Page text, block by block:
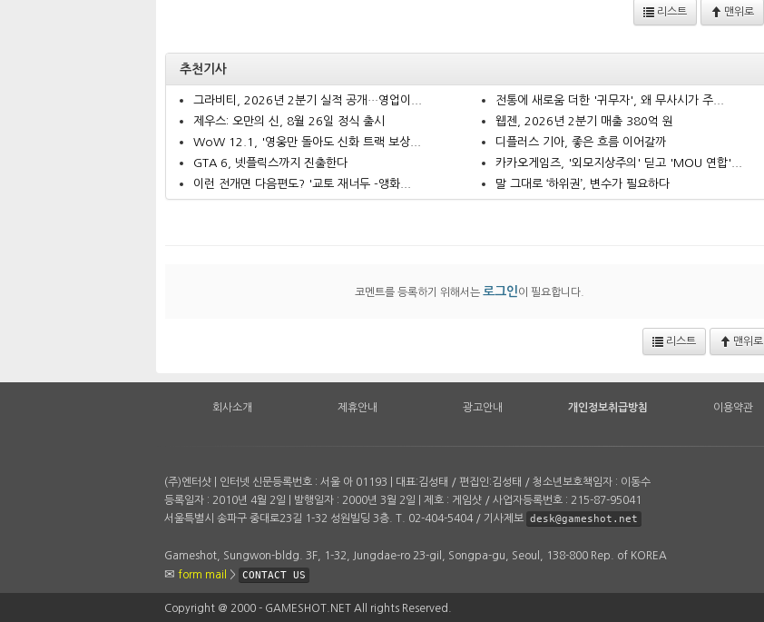
리스트 맨위로
추천기사
그라비티, 2026년 2분기 실적 공개…영업이...
제우스: 오만의 신, 8월 26일 정식 출시
WoW 12.1, '영웅만 돌아도 신화 트랙 보상...
GTA 6, 넷플릭스까지 진출한다
이런 전개면 다음편도? '교토 재너두 -앵화...
전통에 새로움 더한 '귀무자', 왜 무사시가 주...
웹젠, 2026년 2분기 매출 380억 원
디플러스 기아, 좋은 흐름 이어갈까
카카오게임즈, '외모지상주의' 딛고 'MOU 연합'...
말 그대로 ‘하위권’, 변수가 필요하다
코멘트를 등록하기 위해서는 로그인이 필요합니다.
리스트 맨위로
회사소개 제휴안내 광고안내 개인정보취급방침 이용약관
(주)엔터샷 | 인터넷 신문등록번호 : 서울 아 01193 | 대표:김성태 / 편집인:김성태 / 청소년보호책임자 : 이동수
등록일자 : 2010년 4월 2일 | 발행일자 : 2000년 3월 2일 | 제호 : 게임샷 / 사업자등록번호 : 215-87-95041
서울특별시 송파구 중대로23길 1-32 성원빌딩 3층. T. 02-404-5404 / 기사제보 desk@gameshot.net
Gameshot, Sungwon-bldg. 3F, 1-32, Jungdae-ro 23-gil, Songpa-gu, Seoul, 138-800 Rep. of KOREA
form mail
> CONTACT US
Copyright ＠ 2000 - GAMESHOT.NET All rights Reserved.